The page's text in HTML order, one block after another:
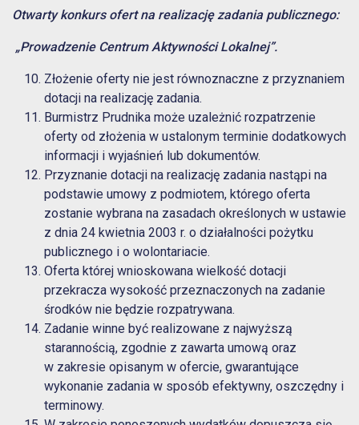
Otwarty konkurs ofert na realizację zadania publicznego:
„Prowadzenie Centrum Aktywności Lokalnej”.
Złożenie oferty nie jest równoznaczne z przyznaniem
dotacji na realizację zadania.
Burmistrz Prudnika może uzależnić rozpatrzenie
oferty od złożenia w ustalonym terminie dodatkowych
informacji i wyjaśnień lub dokumentów.
Przyznanie dotacji na realizację zadania nastąpi na
podstawie umowy z podmiotem, którego oferta
zostanie wybrana na zasadach określonych w ustawie
z dnia 24 kwietnia 2003 r. o działalności pożytku
publicznego i o wolontariacie.
Oferta której wnioskowana wielkość dotacji
przekracza wysokość przeznaczonych na zadanie
środków nie będzie rozpatrywana.
Zadanie winne być realizowane z najwyższą
starannością, zgodnie z zawarta umową oraz
w zakresie opisanym w ofercie, gwarantujące
wykonanie zadania w sposób efektywny, oszczędny i
terminowy.